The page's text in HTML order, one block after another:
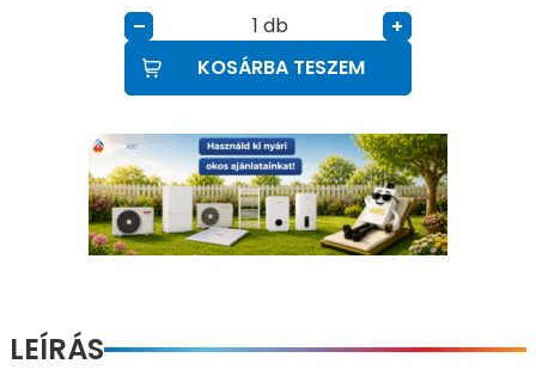
– db
+
KOSÁRBA TESZEM
LEÍRÁS